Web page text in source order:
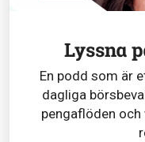
Lyssna
En podd som är
dagliga
pengaflöden